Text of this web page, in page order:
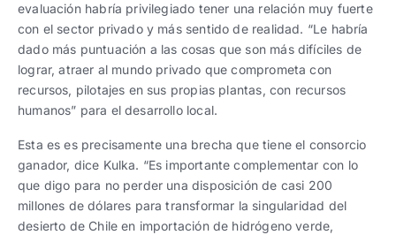
evaluación habría privilegiado tener una relación muy fuerte
con el sector privado y más sentido de realidad. “Le habría
dado más puntuación a las cosas que son más difíciles de
lograr, atraer al mundo privado que comprometa con
recursos, pilotajes en sus propias plantas, con recursos
humanos” para el desarrollo local.
Esta es es precisamente una brecha que tiene el consorcio
ganador, dice Kulka. “Es importante complementar con lo
que digo para no perder una disposición de casi 200
millones de dólares para transformar la singularidad del
desierto de Chile en importación de hidrógeno verde,